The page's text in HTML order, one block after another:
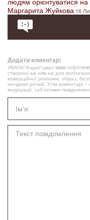
Маргарита Жуйкова 16
Додати коментар:
УВАГА! Користувач
створені аж ніяк не для
комерційної реклами, образ,
негідних речей. Утім коментарі
модерації, суб’єктивні